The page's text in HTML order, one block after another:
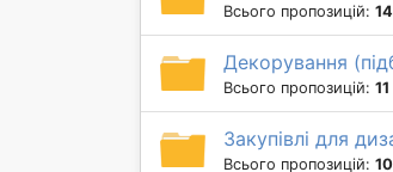
Всього пропозицій: 14
Декорування
Всього пропозицій: 11
Закупівлі для
Всього пропозицій: 10